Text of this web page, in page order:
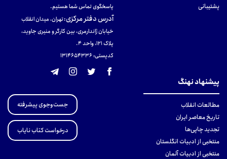
پشتیبانی
پاسخگوی تماس شما هستیم.
آدرس دفتر مرکزی:تهران، میدان انقلاب
خیابان ژاندارمری، بین کارگر و منیری جاوید،
پلاک 121، واحد ۴.
کدپستی: 131465433۶
پیشنهاد نهنگ
مطالعات انقلاب
تاریخ معاصر ایران
تجدید چاپی‌ها
منتخبی از ادبیات انگلستان
منتخبی از ادبیات آلمان
جست‌وجوی پیشرفته
درخواست کتاب نایاب